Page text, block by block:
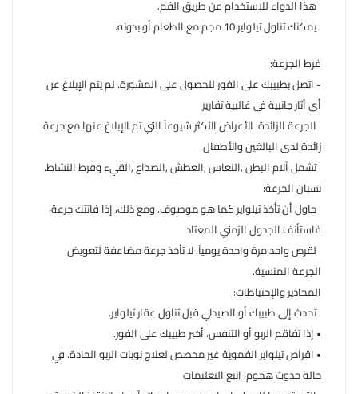
هذا الدواء للاستخدام عن طريق الفم.
يمكنك تناول تيلواير 10 مجم مع الطعام أو بدونه.
فرط الجرعة:
- اتصل بطبيبك على الفور للحصول على المشورة. لم يتم الإبلاغ عن
أي آثار جانبية في غالبية تقارير
الجرعة الزائدة. الأعراض الأكثر شيوعاً التي تم الإبلاغ عنها مع جرعة
زائدة لدى البالغين والأطفال
تشمل آلام البطن ,النعاس ,العطش ,الصداع ,القيء وفرط النشاط.
نسيان الجرعة:
حاول أن تأخذ تيلواير كما هو موصوف. ومع ذلك، إذا فاتتك جرعة،
فاستأنف الجدول الزمني المعتاد
لقرص واحد مرة واحدة يومياً. لا تأخذ جرعة مضاعفة لتعويض
الجرعة المنسية.
المحاذير والإحتياطات:
تحدث إلى طبيبك أو الصيدلي قبل تناول عقار تيلواير.
• إذا تفاقم الربو أو التنفس، أخبر طبيبك على الفور.
• اقراص تيلواير الفموية غير مخصص لعلاج نوبات الربو الحادة. في
حالة حدوث هجوم، اتبع التعليمات